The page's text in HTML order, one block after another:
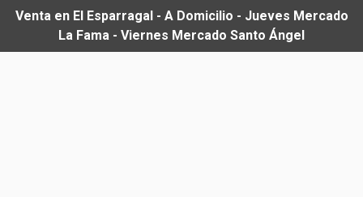
Venta en El Esparragal - A Domicilio - Jueves Mercado
La Fama - Viernes Mercado Santo Ángel